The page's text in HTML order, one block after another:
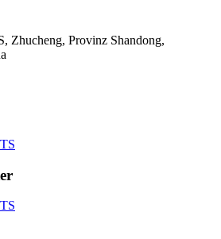
Zhucheng, Provinz Shandong,